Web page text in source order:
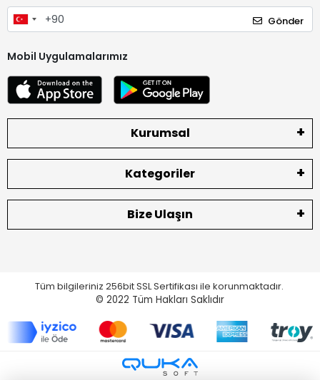
Gönder
Mobil Uygulamalarımız
Kurumsal
Kategoriler
Bize Ulaşın
Tüm bilgileriniz 256bit SSL Sertifikası ile korunmaktadır.
© 2022 Tüm Hakları Saklıdır